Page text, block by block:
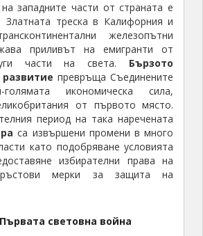
западните части от страната е
Златната треска в Калифорния и
железопътни
приливът на емигранти от
части на света. Бързото
превръща Съединените
икономическа сила,
от първото място.
период на така наречената
са извършени промени в много
като подобряване условията
избирателни права на
мерки за защита на
Първата световна война